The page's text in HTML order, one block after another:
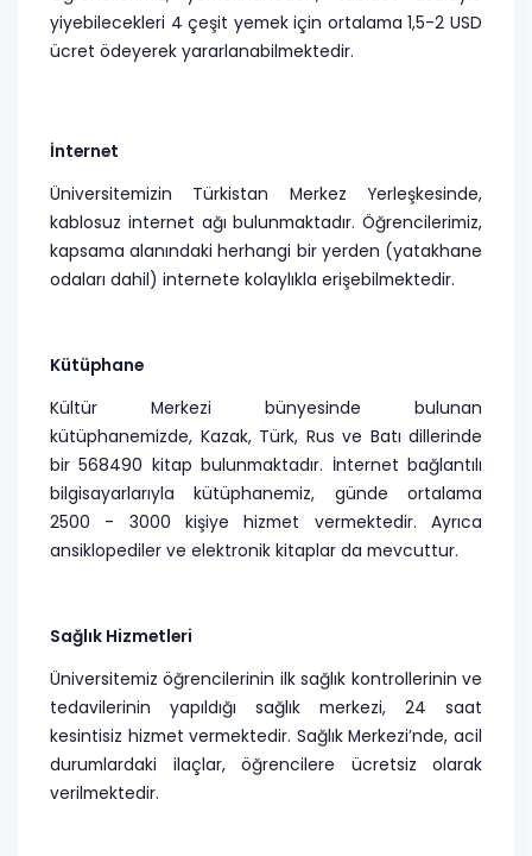
yiyebilecekleri 4 çeşit yemek için ortalama 1,5-2 USD
ücret ödeyerek yararlanabilmektedir.
İnternet
Üniversitemizin Türkistan Merkez Yerleşkesinde,
kablosuz internet ağı bulunmaktadır. Öğrencilerimiz,
kapsama alanındaki herhangi bir yerden (yatakhane
odaları dahil) internete kolaylıkla erişebilmektedir.
Kütüphane
Kültür Merkezi bünyesinde bulunan
kütüphanemizde, Kazak, Türk, Rus ve Batı dillerinde
bir 568490 kitap bulunmaktadır. İnternet bağlantılı
bilgisayarlarıyla kütüphanemiz, günde ortalama
2500 - 3000 kişiye hizmet vermektedir. Ayrıca
ansiklopediler ve elektronik kitaplar da mevcuttur.
Sağlık Hizmetleri
Üniversitemiz öğrencilerinin ilk sağlık kontrollerinin ve
tedavilerinin yapıldığı sağlık merkezi, 24 saat
kesintisiz hizmet vermektedir. Sağlık Merkezi’nde, acil
durumlardaki ilaçlar, öğrencilere ücretsiz olarak
verilmektedir.